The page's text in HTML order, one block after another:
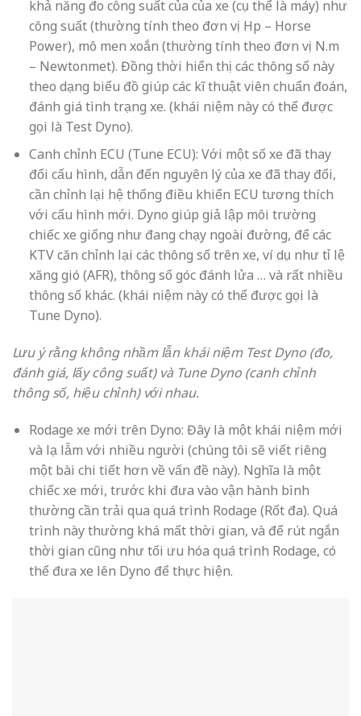
với cấu hình mới. Dyno giúp giả lập môi trường
chiếc xe giống như đang chạy ngoài đường, để các
KTV căn chỉnh lại các thông số trên xe, ví dụ như tỉ lệ
xăng gió (AFR), thông số góc đánh lửa … và rất nhiều
thông số khác. (khái niệm này có thể được gọi là
Tune Dyno).
Lưu ý rằng không nhầm lẫn khái niệm Test Dyno (đo,
đánh giá, lấy công suất) và Tune Dyno (canh chỉnh
thông số, hiệu chỉnh) với nhau.
Rodage xe mới trên Dyno: Đây là một khái niệm mới
và lạ lẫm với nhiều người (chúng tôi sẽ viết riêng
một bài chi tiết hơn về vấn đề này). Nghĩa là một
chiếc xe mới, trước khi đưa vào vận hành bình
thường cần trải qua quá trình Rodage (Rốt đa). Quá
trình này thường khá mất thời gian, và để rút ngắn
thời gian cũng như tối ưu hóa quá trình Rodage, có
thể đưa xe lên Dyno để thực hiện.
Bài viết này chỉ đề cập đến Dyno cho Motor.
Bài viết chỉ nêu những kiến thức sơ lược nhất cho người
mới tìm hiểu, các thông tin chi tiết hơn sẽ được cập
nhật trong các bài viết tiếp theo.
Hiện không có nguồn tài liệu chính thống cho các vấn
đề này. Thông tin trên bài viết được tổng hợp từ các